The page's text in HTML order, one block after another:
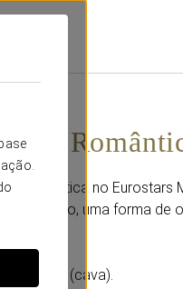
romântica no Eurostars
sobretudo, uma forma de
(cava).